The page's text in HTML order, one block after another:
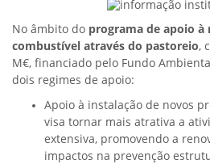
No âmbito do programa de apoio à
combustível através do pastoreio,
M€, financiado pelo Fundo
dois regimes de apoio:
Apoio à instalação de novos
visa tornar mais atrativa a
extensiva, promovendo a
impactos na prevenção